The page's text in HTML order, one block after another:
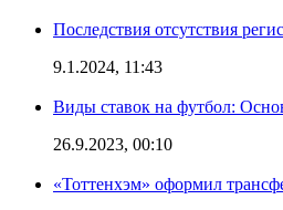
Последствия отсутствия
9.1.2024, 11:43
Виды ставок на футбол:
26.9.2023, 00:10
«Тоттенхэм» оформил